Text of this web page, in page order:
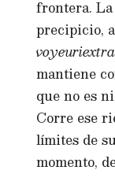
frontera. La
precipicio,
mantiene
que no es
Corre ese
límites de
momento,